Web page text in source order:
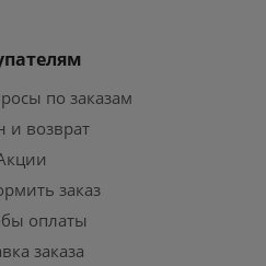
по заказам
и возврат
заказ
оплаты
заказа